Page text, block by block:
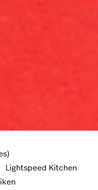
Lightspeed Kitchen